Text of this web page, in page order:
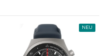
NEU